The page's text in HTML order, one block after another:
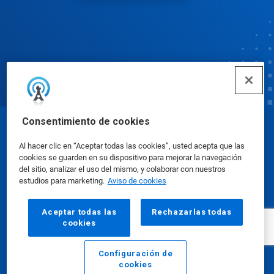
Consentimiento de cookies
Al hacer clic en “Aceptar todas las cookies”, usted acepta que las
cookies se guarden en su dispositivo para mejorar la navegación
del sitio, analizar el uso del mismo, y colaborar con nuestros
estudios para marketing. Aviso de cookies
Aceptar todas las
cookies
Rechazarlas todas
Configuración de
cookies
Hojas de datos sobre seguridad|Política de
privacidad|Términos de uso